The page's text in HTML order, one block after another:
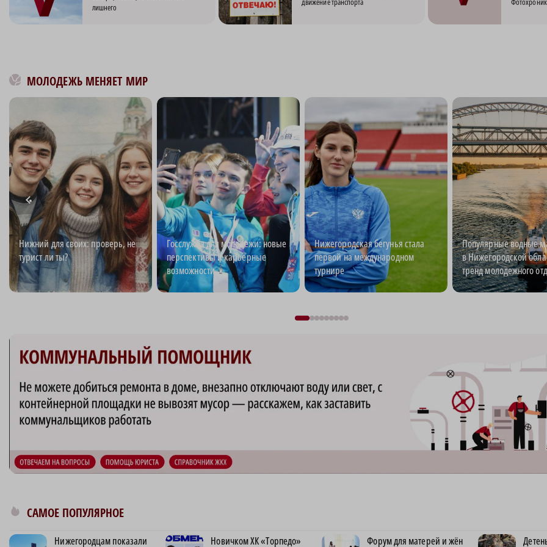
лишнего
МОЛОДЕЖЬ МЕНЯЕТ МИР
Нижний для своих: проверь, не
турист ли ты?
Госслужба для молодежи: новые
перспективы и карьерные
возможности
Нижегородская бегунья стала
первой на международном
турнире
Популярные водные
в Нижегородской
тренд молодежного
САМОЕ ПОПУЛЯРНОЕ
Нижегородцам показали Новичком ХК «Торпедо» Форум для матерей и жён